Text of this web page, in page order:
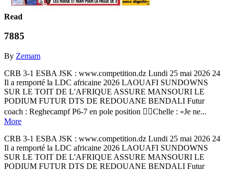
Read
7885
By Zemam
CRB 3-1 ESBA JSK : www.competition.dz Lundi 25 mai 2026 24
Il a remporté la LDC africaine 2026 LAOUAFI SUNDOWNS
SUR LE TOIT DE L'AFRIQUE ASSURE MANSOURI LE
PODIUM FUTUR DTS DE REDOUANE BENDALI Futur
coach : Reghecampf P6-7 en pole position Chelle : «Je ne...
More
CRB 3-1 ESBA JSK : www.competition.dz Lundi 25 mai 2026 24
Il a remporté la LDC africaine 2026 LAOUAFI SUNDOWNS
SUR LE TOIT DE L'AFRIQUE ASSURE MANSOURI LE
PODIUM FUTUR DTS DE REDOUANE BENDALI Futur